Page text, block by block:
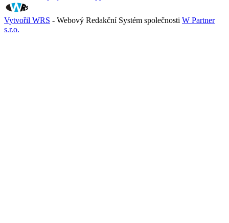
Vytvořil WRS - Webový Redakční Systém společnosti W Partner
s.r.o.